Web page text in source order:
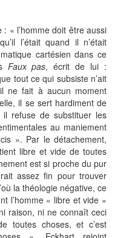
doit être aussi
l’était quand il n’était
cartésien dans ce
Faux pas, écrit de lui :
tout ce qui subsiste n’ait
ne fait à aucun moment
il se sert hardiment de
il refuse de substituer les
au maniement
». Par le détachement,
libre et vide de toutes
est si proche du pur
assez fin pour trouver
la théologie négative, ce
l’homme « libre et vide »
raison, ni ne connaît ceci
choses, et c’est